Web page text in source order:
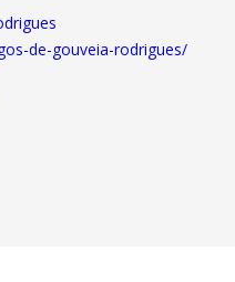
de-gouveia-rodrigues/